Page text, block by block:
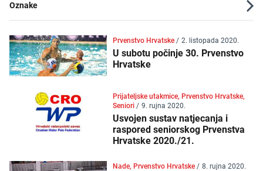
Oznake
Prvenstvo Hrvatske/ 2. listopada 2020.
U subotu počinje 30. Prvenstvo
Hrvatske
Prijateljske utakmice, Prvenstvo Hrvatske,
Seniori/ 9. rujna 2020.
Usvojen sustav natjecanja i
raspored seniorskog Prvenstva
Hrvatske 2020./21.
Nade, Prvenstvo Hrvatske/ 8. rujna 2020.